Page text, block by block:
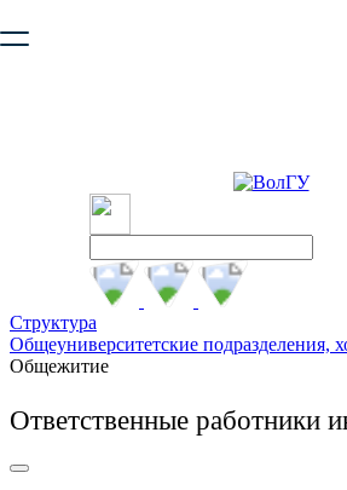
безопасную работу с сайтом.
Структура
Общеуниверситетские подразделения,
Общежитие
Ответственные работники